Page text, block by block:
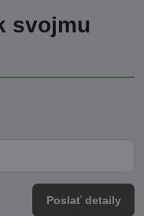
svojmu
Poslať detaily